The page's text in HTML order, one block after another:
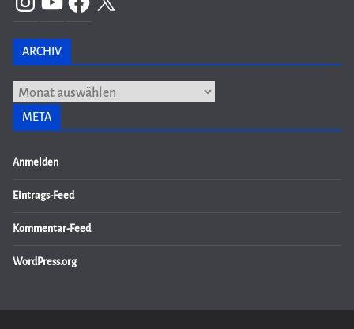
ARCHIV
Archiv
META
Anmelden
Eintrags-Feed
Kommentar-Feed
WordPress.org